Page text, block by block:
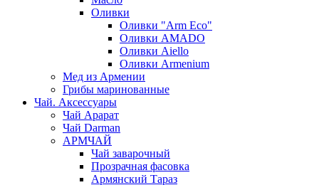
Оливки
Оливки "Arm Eco"
Оливки AMADO
Оливки Aiello
Оливки Armenium
Мед из Армении
Грибы маринованные
Чай. Аксессуары
Чай Арарат
Чай Darman
АРМЧАЙ
Чай заварочный
Прозрачная фасовка
Армянский Тараз